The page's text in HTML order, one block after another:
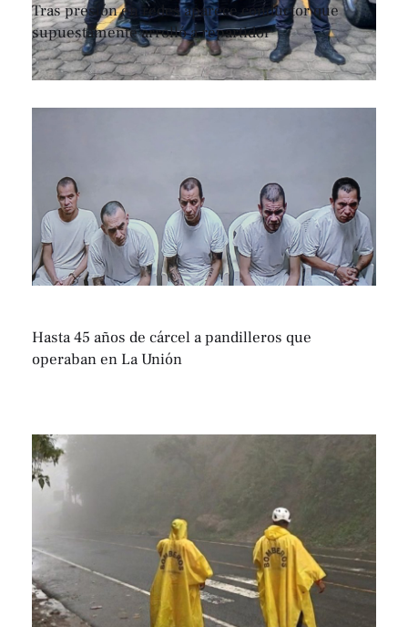
Tras presión en redes aparece conductor que
supuestamente arrolló a repartidor
Hasta 45 años de cárcel a pandilleros que
operaban en La Unión